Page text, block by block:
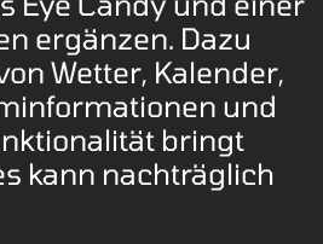
ergänzen. Dazu
Wetter, Kalender,
und
bringt
kann nachträglich